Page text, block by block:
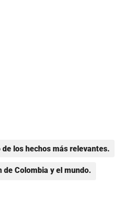
los hechos más relevantes.
Colombia y el mundo.